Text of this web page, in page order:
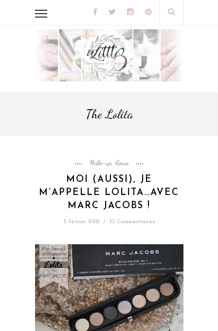
The Lolita
Make-up, Revue
MOI (AUSSI), JE
M’APPELLE LOLITA…AVEC
MARC JACOBS !
5 février 2015 / 33 Commentaires